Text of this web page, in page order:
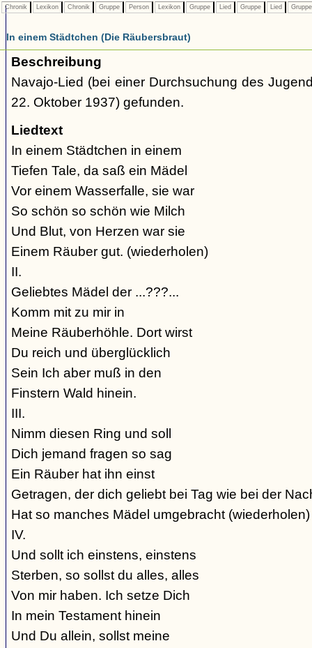
Chronik Lexikon Chronik Gruppe Person Lexikon Gruppe Lied Gruppe Lied
In einem Städtchen (Die Räubersbraut)
Beschreibung
Navajo-Lied (bei einer Durchsuchung des
22. Oktober 1937) gefunden.
Liedtext
In einem Städtchen in einem
Tiefen Tale, da saß ein Mädel
Vor einem Wasserfalle, sie war
So schön so schön wie Milch
Und Blut, von Herzen war sie
Einem Räuber gut. (wiederholen)
II.
Geliebtes Mädel der ...???...
Komm mit zu mir in
Meine Räuberhöhle. Dort wirst
Du reich und überglücklich
Sein Ich aber muß in den
Finstern Wald hinein.
III.
Nimm diesen Ring und soll
Dich jemand fragen so sag
Ein Räuber hat ihn einst
Getragen, der dich geliebt bei Tag wie bei der
Hat so manches Mädel umgebracht (wiederholen)
IV.
Und sollt ich einstens, einstens
Sterben, so sollst du alles, alles
Von mir haben. Ich setze Dich
In mein Testament hinein
Und Du allein, sollst meine